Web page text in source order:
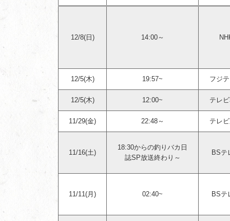
12/8(日) 14:00～
12/5(木) 19:57~ フジ
12/5(木) 12:00~ テレ
11/29(金) 22:48～ テレ
11/16(土)
18:30からの釣りバカ日
誌SP放送終わり～
BSテ
11/11(月) 02:40~ BSテ